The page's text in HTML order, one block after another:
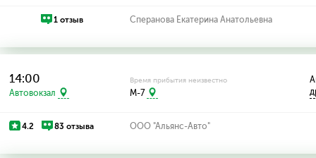
1 отзыв Сперанова Екатерина Анатольевна
14:00
Автовокзал
Время прибытия неизвестно
M-7
4.2 83 отзыва ООО "Альянс-Авто"